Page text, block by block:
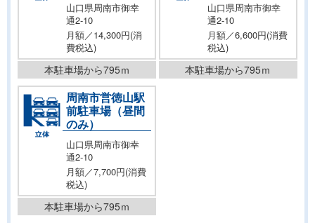
山口県周南市御幸
通2-10
月額／14,300円(消
費税込)
本駐車場から795ｍ
山口県周南市御幸
通2-10
月額／6,600円(消費
税込)
本駐車場から795ｍ
周南市営徳山駅
前駐車場（昼間
のみ）
山口県周南市御幸
通2-10
月額／7,700円(消費
税込)
本駐車場から795ｍ